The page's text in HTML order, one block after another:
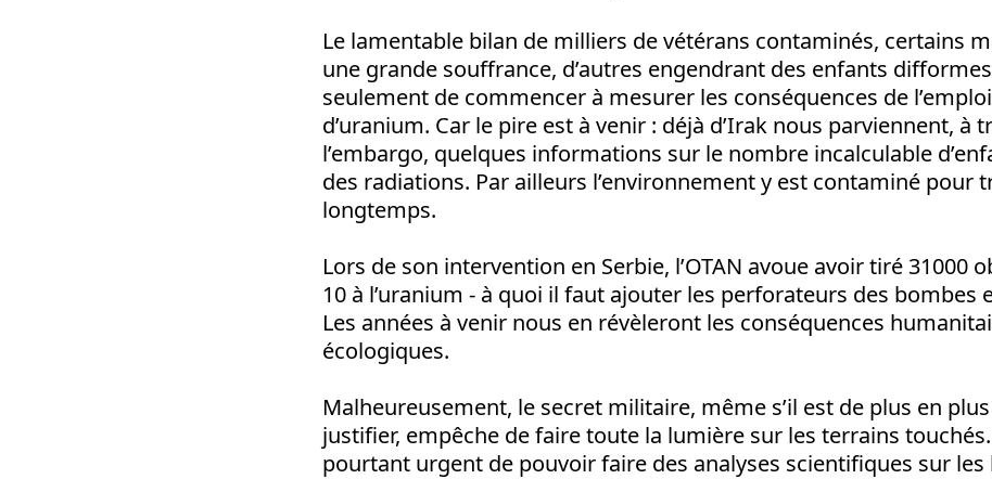
Le lamentable bilan de milliers de vétérans contaminés, certains
une grande souffrance, d’autres engendrant des enfants
seulement de commencer à mesurer les conséquences de
d’uranium. Car le pire est à venir : déjà d’Irak nous parviennent, à
l’embargo, quelques informations sur le nombre incalculable
des radiations. Par ailleurs l’environnement y est contaminé pour
longtemps.
Lors de son intervention en Serbie, l’OTAN avoue avoir tiré 31000
10 à l’uranium - à quoi il faut ajouter les perforateurs des bombes
Les années à venir nous en révèleront les conséquences
écologiques.
Malheureusement, le secret militaire, même s’il est de plus en
justifier, empêche de faire toute la lumière sur les terrains
pourtant urgent de pouvoir faire des analyses scientifiques sur les